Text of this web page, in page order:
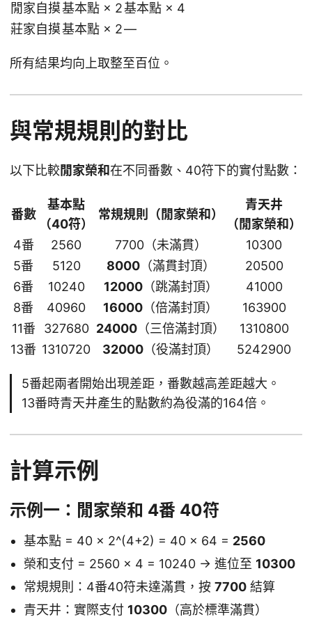
閒家自摸基本點 × 2基本點 × 4
莊家自摸基本點 × 2—
所有結果均向上取整至百位。
與常規規則的對比
以下比較閒家榮和在不同番數、40符下的實付點數：
番數
基本點
（40符）
常規規則（閒家榮和）
青天井
（閒家榮和）
4番
2560 7700（未滿貫）
10300
5番
5120 8000（滿貫封頂）
20500
6番
10240 12000（跳滿封頂）
41000
8番
40960 16000 （倍滿封頂）
163900
11番
327680 24000 （三倍滿封頂）
1310800
13番 1310720 32000 （役滿封頂） 5242900
5番起兩者開始出現差距，番數越高差距越大。
13番時青天井產生的點數約為役滿的164倍。
計算示例
示例一：閒家榮和 4番 40符
基本點 = 40 × 2^(4+2) = 40 × 64 = 2560
榮和支付 = 2560 × 4 = 10240 → 進位至 10300
常規規則：4番40符未達滿貫，按 7700 結算
青天井：實際支付 10300 （高於標準滿貫）